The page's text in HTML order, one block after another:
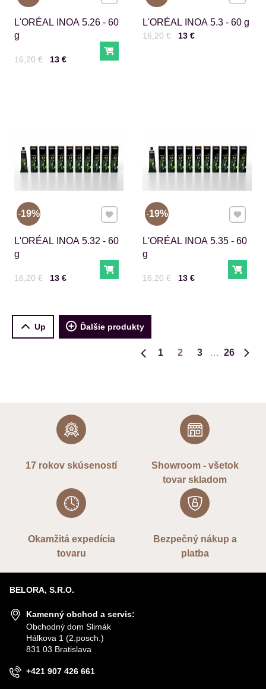
L'ORÉAL INOA 5.26 - 60
g
Cena s DPH13 €
Pred zľavou:
16,20 € Do košíka
L'ORÉAL INOA 5.3 - 60 g
Cena s DPH13 €
Pred zľavou:
16,20 €
L'ORÉAL INOA 5.32 - 60
g
Cena s DPH13 €
Pred zľavou:
16,20 € Do košíka
19% Pridať k Obľúbeným
L'ORÉAL INOA 5.35 - 60
g
Cena s DPH13 €
Pred zľavou:
16,20 € Do
19% Pridať
Up Ďalšie produkty
1 2 3
26
17 rokov skúseností
Showroom - všetok
tovar skladom
Okamžitá expedícia
tovaru
Bezpečný nákup a
platba
BELORA, S.R.O.
Kamenný obchod a servis:
Obchodný dom Slimák
Hálkova 1 (2.posch.)
831 03 Bratislava
+421 907 426 661